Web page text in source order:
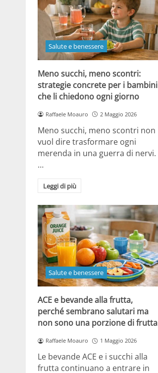
Salute e benessere
Meno succhi, meno scontri:
strategie concrete per i bambini
che li chiedono ogni giorno
Raffaele Moauro 2 Maggio 2026
Meno succhi, meno scontri non
vuol dire trasformare ogni
merenda in una guerra di nervi.
…
Leggi di più
Salute e benessere
ACE e bevande alla frutta,
perché sembrano salutari ma
non sono una porzione di frutta
Raffaele Moauro 1 Maggio 2026
Le bevande ACE e i succhi alla
frutta continuano a entrare in